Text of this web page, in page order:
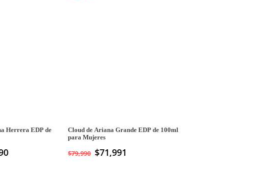
Herrera EDP de
El
Cloud de Ariana Grande EDP de 100ml
para Mujeres
$79,990 $71,991